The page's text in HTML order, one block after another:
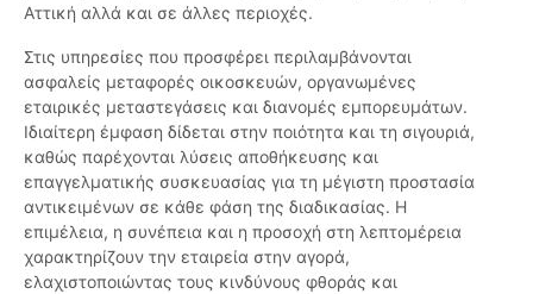
Αττική αλλά και σε άλλες περιοχές.
Στις υπηρεσίες που προσφέρει περιλαμβάνονται
ασφαλείς μεταφορές οικοσκευών, οργανωμένες
εταιρικές μεταστεγάσεις και διανομές εμπορευμάτων.
Ιδιαίτερη έμφαση δίδεται στην ποιότητα και τη σιγουριά,
καθώς παρέχονται λύσεις αποθήκευσης και
επαγγελματικής συσκευασίας για τη μέγιστη προστασία
αντικειμένων σε κάθε φάση της διαδικασίας. Η
επιμέλεια, η συνέπεια και η προσοχή στη λεπτομέρεια
χαρακτηρίζουν την εταιρεία στην αγορά,
ελαχιστοποιώντας τους κινδύνους φθοράς και